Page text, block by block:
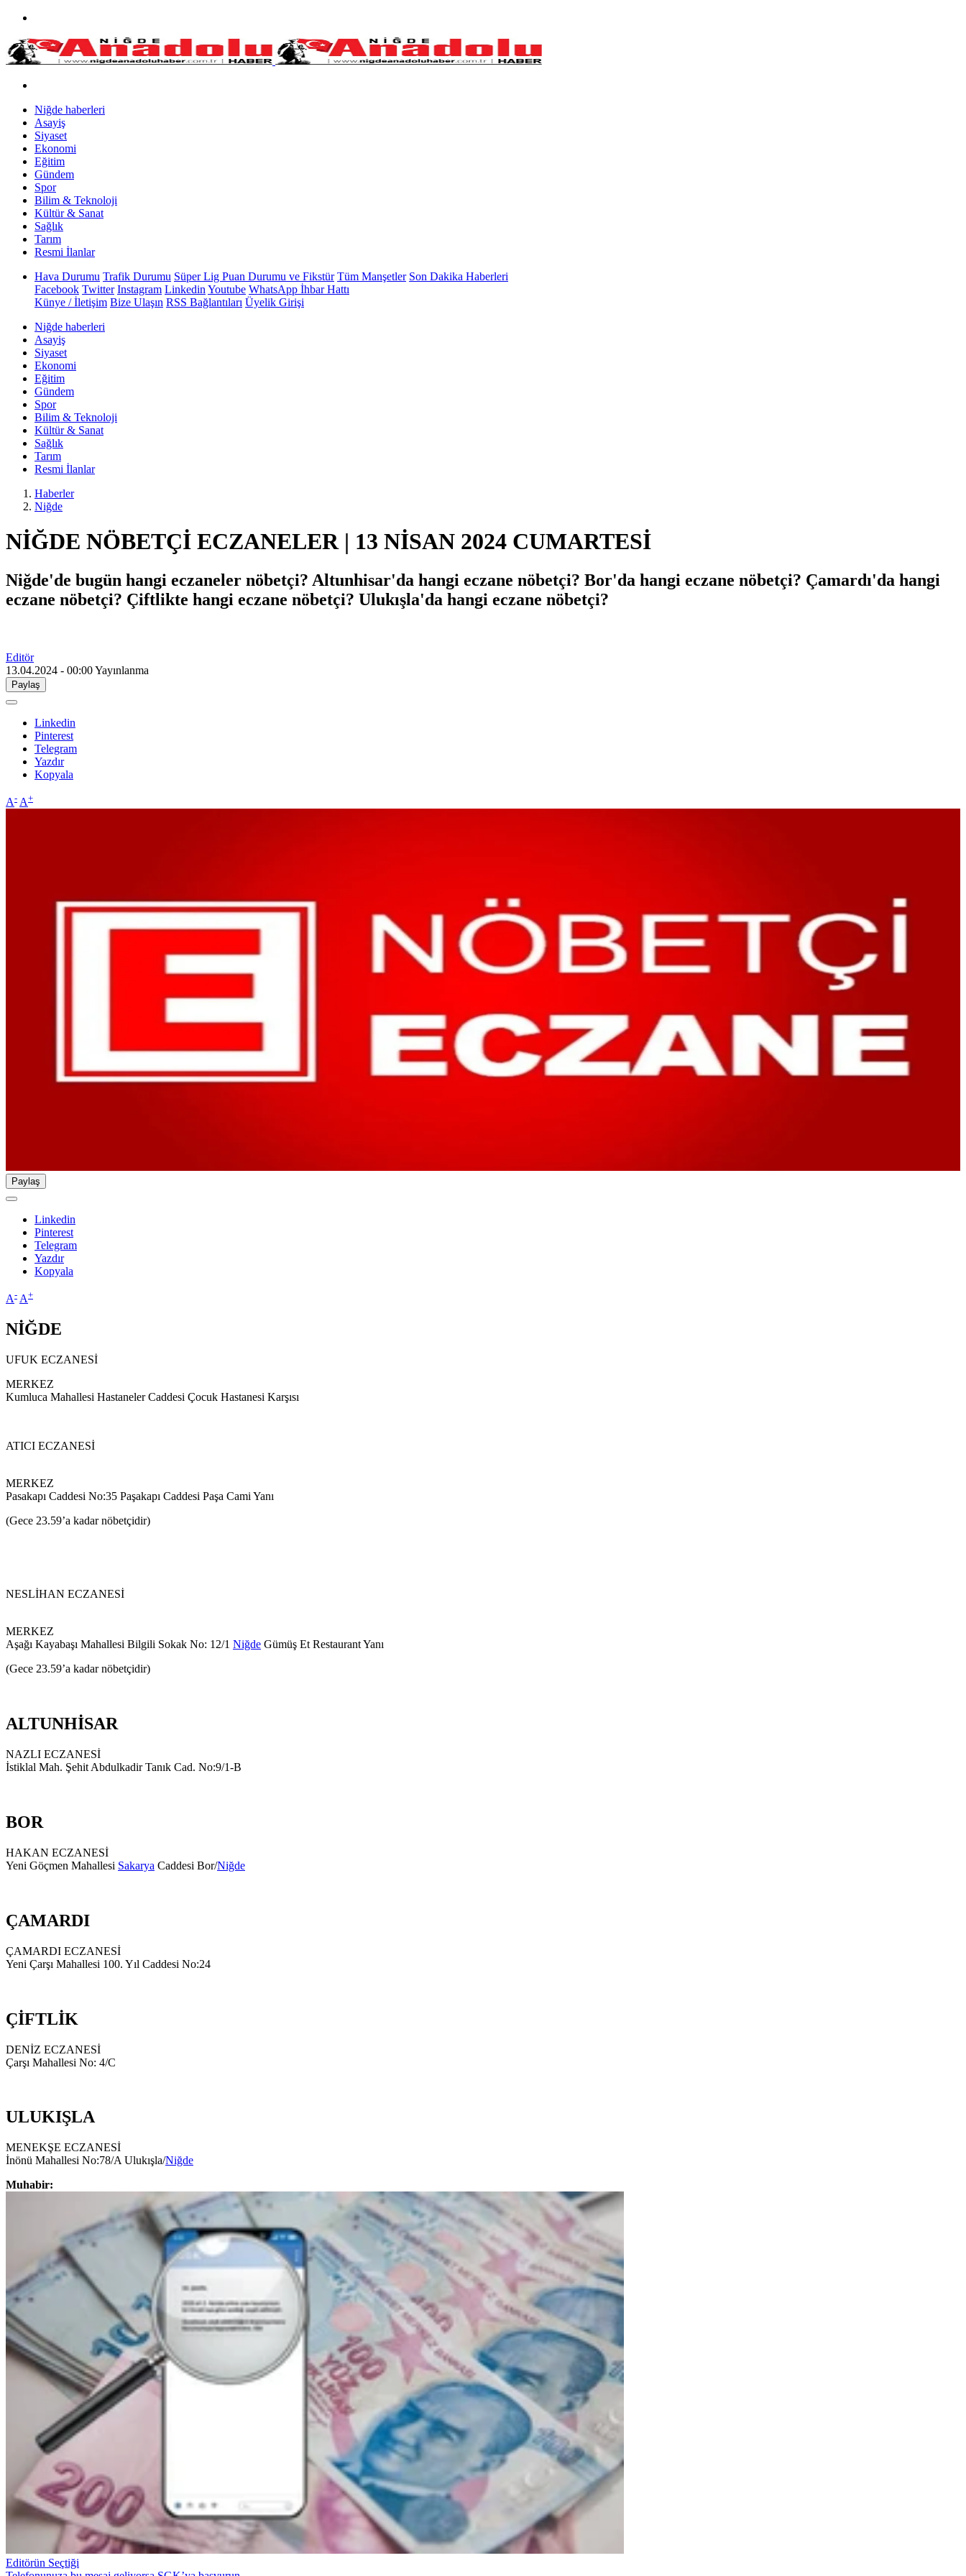
Niğde haberleri
Asayiş
Siyaset
Ekonomi
Eğitim
Gündem
Spor
Bilim & Teknoloji
Kültür & Sanat
Sağlık
Tarım
Resmi İlanlar
Hava Durumu Trafik Durumu Süper Lig Puan Durumu ve Fikstür Tüm Manşetler Son Dakika Haberleri
Facebook Twitter Instagram Linkedin Youtube WhatsApp İhbar Hattı
Künye / İletişim Bize Ulaşın RSS Bağlantıları Üyelik Girişi
Niğde haberleri
Asayiş
Siyaset
Ekonomi
Eğitim
Gündem
Spor
Bilim & Teknoloji
Kültür & Sanat
Sağlık
Tarım
Resmi İlanlar
Haberler
Niğde
NİĞDE NÖBETÇİ ECZANELER | 13 NİSAN 2024 CUMARTESİ
Niğde'de bugün hangi eczaneler nöbetçi? Altunhisar'da hangi eczane nöbetçi? Bor'da hangi eczane nöbetçi? Çamardı'da hangi
eczane nöbetçi? Çiftlikte hangi eczane nöbetçi? Ulukışla'da hangi eczane nöbetçi?
Editör
13.04.2024 - 00:00Yayınlanma
Paylaş
Linkedin
Pinterest
Telegram
Yazdır
Kopyala
A- A+
Paylaş
Linkedin
Pinterest
Telegram
Yazdır
Kopyala
A- A+
NİĞDE
UFUK ECZANESİ
MERKEZ
Kumluca Mahallesi Hastaneler Caddesi Çocuk Hastanesi Karşısı
ATICI ECZANESİ
MERKEZ
Pasakapı Caddesi No:35 Paşakapı Caddesi Paşa Cami Yanı
(Gece 23.59’a kadar nöbetçidir)
NESLİHAN ECZANESİ
MERKEZ
Aşağı Kayabaşı Mahallesi Bilgili Sokak No: 12/1 Niğde Gümüş Et Restaurant Yanı
(Gece 23.59’a kadar nöbetçidir)
ALTUNHİSAR
NAZLI ECZANESİ
İstiklal Mah. Şehit Abdulkadir Tanık Cad. No:9/1-B
BOR
HAKAN ECZANESİ
Yeni Göçmen Mahallesi Sakarya Caddesi Bor/Niğde
ÇAMARDI
ÇAMARDI ECZANESİ
Yeni Çarşı Mahallesi 100. Yıl Caddesi No:24
ÇİFTLİK
DENİZ ECZANESİ
Çarşı Mahallesi No: 4/C
ULUKIŞLA
MENEKŞE ECZANESİ
İnönü Mahallesi No:78/A Ulukışla/Niğde
Muhabir:
Editörün Seçtiği